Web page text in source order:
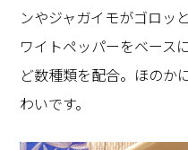
ンやジャガイモがゴロッ
ワイトペッパーをベース
ど数種類を配合。ほのか
わいです。